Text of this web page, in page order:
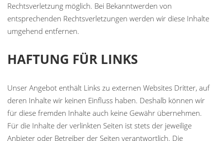
Rechtsverletzung möglich. Bei Bekanntwerden von
entsprechenden Rechtsverletzungen werden wir diese Inhalte
umgehend entfernen.
HAFTUNG FÜR LINKS
Unser Angebot enthält Links zu externen Websites Dritter, auf
deren Inhalte wir keinen Einfluss haben. Deshalb können wir
für diese fremden Inhalte auch keine Gewähr übernehmen.
Für die Inhalte der verlinkten Seiten ist stets der jeweilige
Anbieter oder Betreiber der Seiten verantwortlich. Die